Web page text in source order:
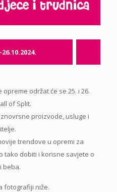
26.10.2024.
održat će se 25. i 26.
of Split.
proizvode, usluge i
trendove u opremi za
tako dobiti i korisne savjete o
beba.
fotografiji niže.